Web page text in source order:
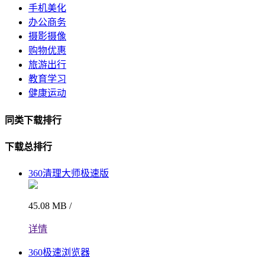
手机美化
办公商务
摄影摄像
购物优惠
旅游出行
教育学习
健康运动
同类下载排行
下载总排行
360清理大师极速版
45.08 MB /
详情
360极速浏览器